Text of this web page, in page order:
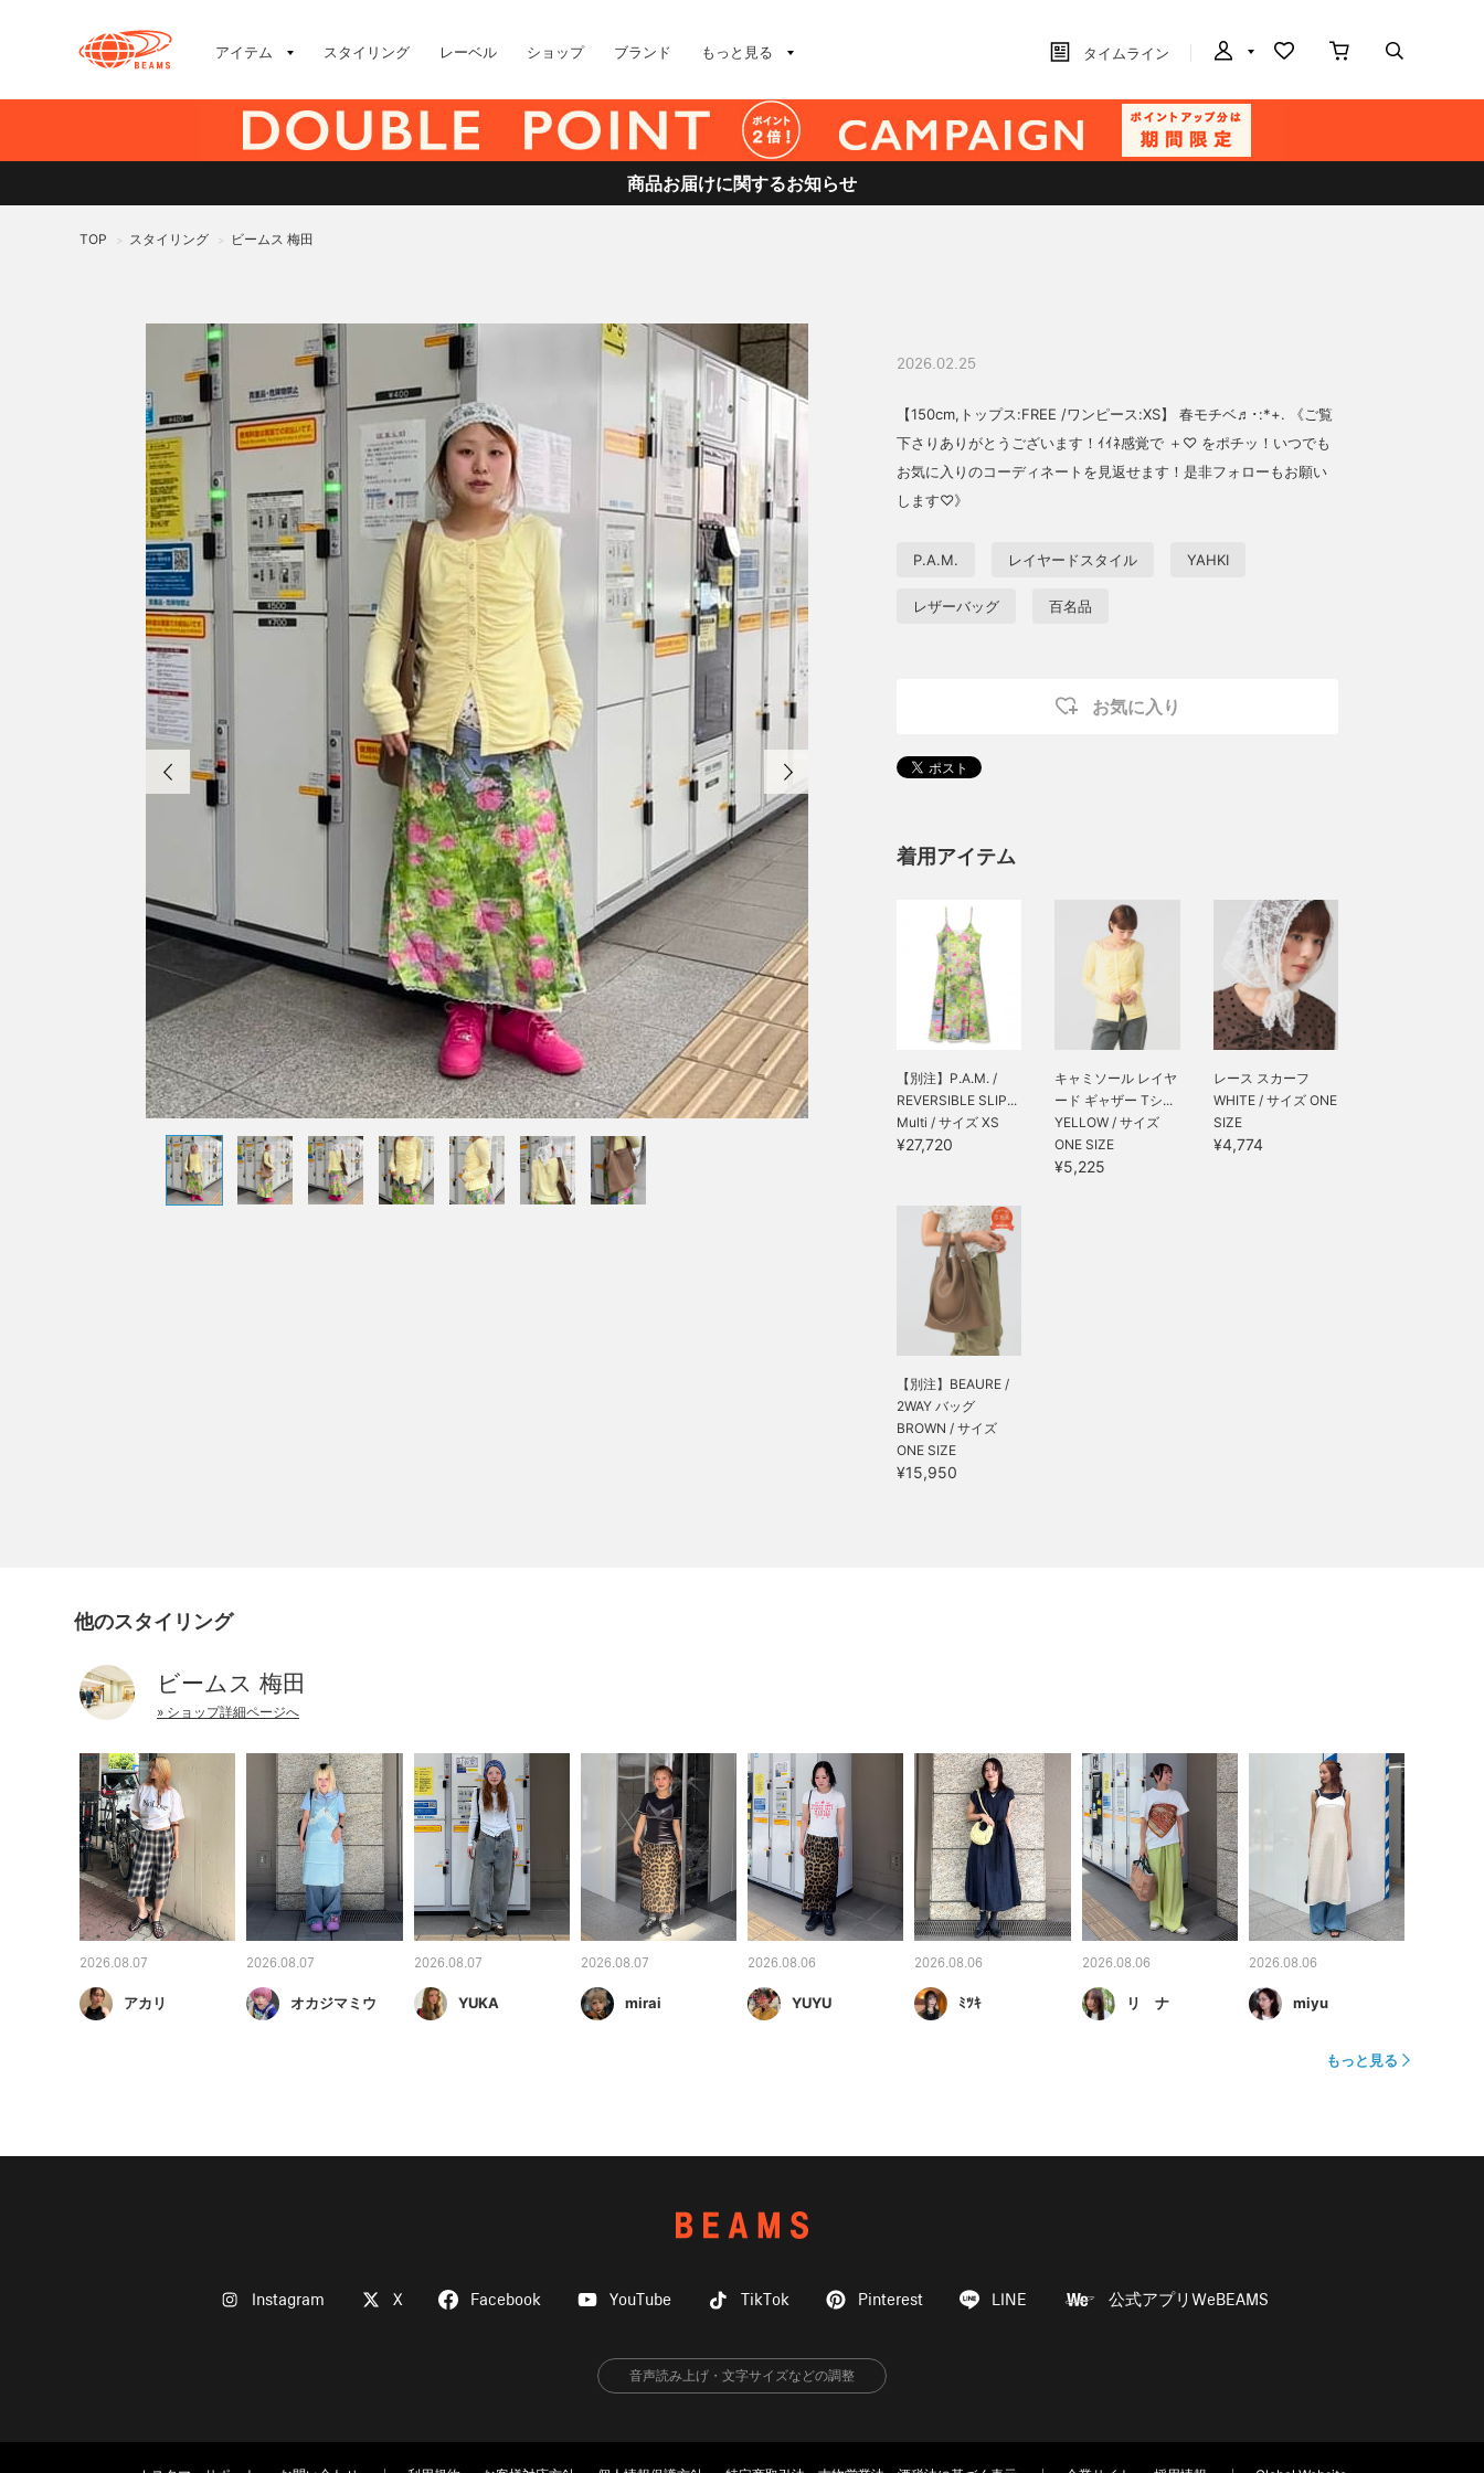
アイテム スタイリング レーベル ショップ ブランド もっと見る タイムライン
商品お届けに関するお知らせ
TOP > スタイリング > ビームス 梅田
2026.02.25
【150cm,トップス:FREE /ワンピース:XS】 春モチベ♬･:*+. 《ご覧
下さりありがとうございます！ｲｲﾈ感覚で ＋♡ をポチッ！いつでも
お気に入りのコーディネートを見返せます！是非フォローもお願い
します♡》
P.A.M. レイヤードスタイル YAHKI
レザーバッグ 百名品
お気に入り
着用アイテム
【別注】P.A.M. /
REVERSIBLE SLIP...
Multi / サイズ XS
¥27,720
キャミソール レイヤ
ード ギャザー Tシ...
YELLOW / サイズ
ONE SIZE
¥5,225
レース スカーフ
WHITE / サイズ ONE
SIZE
¥4,774
【別注】BEAURE /
2WAY バッグ
BROWN / サイズ
ONE SIZE
¥15,950
他のスタイリング
ビームス 梅田
» ショップ詳細ページへ
2026.08.07
アカリ
2026.08.07
オカジマミウ
2026.08.07
YUKA
2026.08.07
mirai
2026.08.06
YUYU
2026.08.06
ﾐﾂｷ
2026.08.06
リ ナ
2026.08.06
miyu
もっと見る
Instagram X Facebook YouTube TikTok Pinterest LINE 公式アプリWeBEAMS
音声読み上げ・文字サイズなどの調整